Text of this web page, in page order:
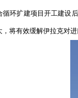
循环扩建项目开工建设
将有效缓解伊拉克对